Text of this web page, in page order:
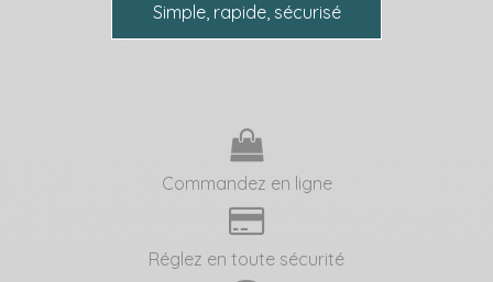
Simple, rapide, sécurisé
Commandez en ligne
Réglez en toute sécurité